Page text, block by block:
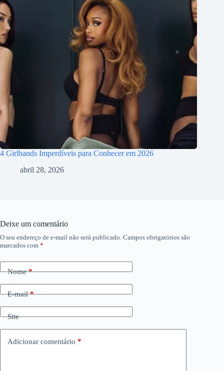
4 Girlbands Imperdíveis para Conhecer em 2026
abril 28, 2026
Deixe um comentário
O seu endereço de e-mail não será publicado. Campos obrigatórios são
marcados com *
Nome*
E-mail*
Site
Adicionar comentário *